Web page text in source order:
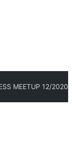
MEETUP 12/2020